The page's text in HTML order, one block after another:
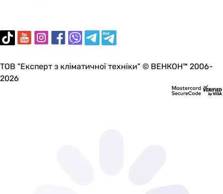
ТОВ "Експерт з кліматичної техніки" © ВЕНКОН™ 2006-
2026